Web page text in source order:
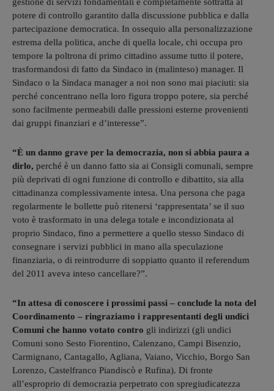
potere di controllo garantito dalla discussione pubblica e dalla
partecipazione democratica. In ossequio alla personalizzazione
estrema della politica, anche di quella locale, chi occupa pro
tempore la poltrona di primo cittadino assume tutto il potere,
trasformandosi di fatto da Sindaco in (malinteso) manager. Il
Sindaco o la Sindaca manager a noi non sono mai piaciuti: sia
perché concentrano nella loro figura troppo potere, sia perché
sono facilmente permeabili dalle pressioni esterne provenienti
dai gruppi finanziari e d’interesse”.
“È un danno grave per la democrazia, non si abbia paura a
dirlo, perché è un danno fatto sia ai Consigli comunali, sempre
più deprivati di ogni funzione di controllo e dibattito, sia alla
cittadinanza complessivamente intesa. Una persona che paga
regolarmente le bollette può ritenersi ‘rappresentata’ se il suo
voto è trasformato in una delega totale e incondizionata al
proprio Sindaco, fino a permettere a quello stesso Sindaco di
consegnare i servizi pubblici in mano alla speculazione
finanziaria, o di reintrodurre di soppiatto quanto il referendum
del 2011 aveva inteso cancellare?”.
“In attesa di conoscere i prossimi passi – conclude la nota del
Coordinamento – ringraziamo i rappresentanti degli undici
Comuni che hanno votato contro gli indirizzi (gli undici
Comuni sono Sesto Fiorentino, Calenzano, Campi Bisenzio,
Carmignano, Cantagallo, Agliana, Vaiano, Vicchio, Borgo San
Lorenzo, Castelfranco Piandiscò e Rufina). Di fronte
all’esproprio di democrazia perpetrato con spregiudicatezza